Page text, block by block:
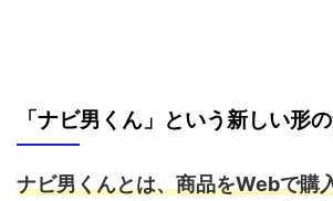
「ナビ男くん」という新しい形
ナビ男くんとは、商品をWebで購